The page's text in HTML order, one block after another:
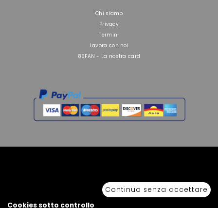
Chi siamo
Privacy
Termini
Lavora con noi
85FAN - La nostra card
anche parziale.
Via Piave Km 68,600 • 04100 Latina, Italia | P.IVA 01222400598 • N° REA LT -
77855
Continua senza accettare
Cookies sotto controllo